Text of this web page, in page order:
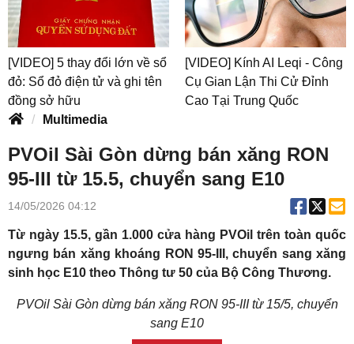
[VIDEO] 5 thay đổi lớn về sổ
đỏ: Sổ đỏ điện tử và ghi tên
đồng sở hữu
[VIDEO] Kính AI Leqi - Công
Cụ Gian Lận Thi Cử Đỉnh
Cao Tại Trung Quốc
Multimedia
PVOil Sài Gòn dừng bán xăng RON
95-III từ 15.5, chuyển sang E10
14/05/2026 04:12
Từ ngày 15.5, gần 1.000 cửa hàng PVOil trên toàn quốc
ngưng bán xăng khoáng RON 95-III, chuyển sang xăng
sinh học E10 theo Thông tư 50 của Bộ Công Thương.
PVOil Sài Gòn dừng bán xăng RON 95-III từ 15/5, chuyển
sang E10